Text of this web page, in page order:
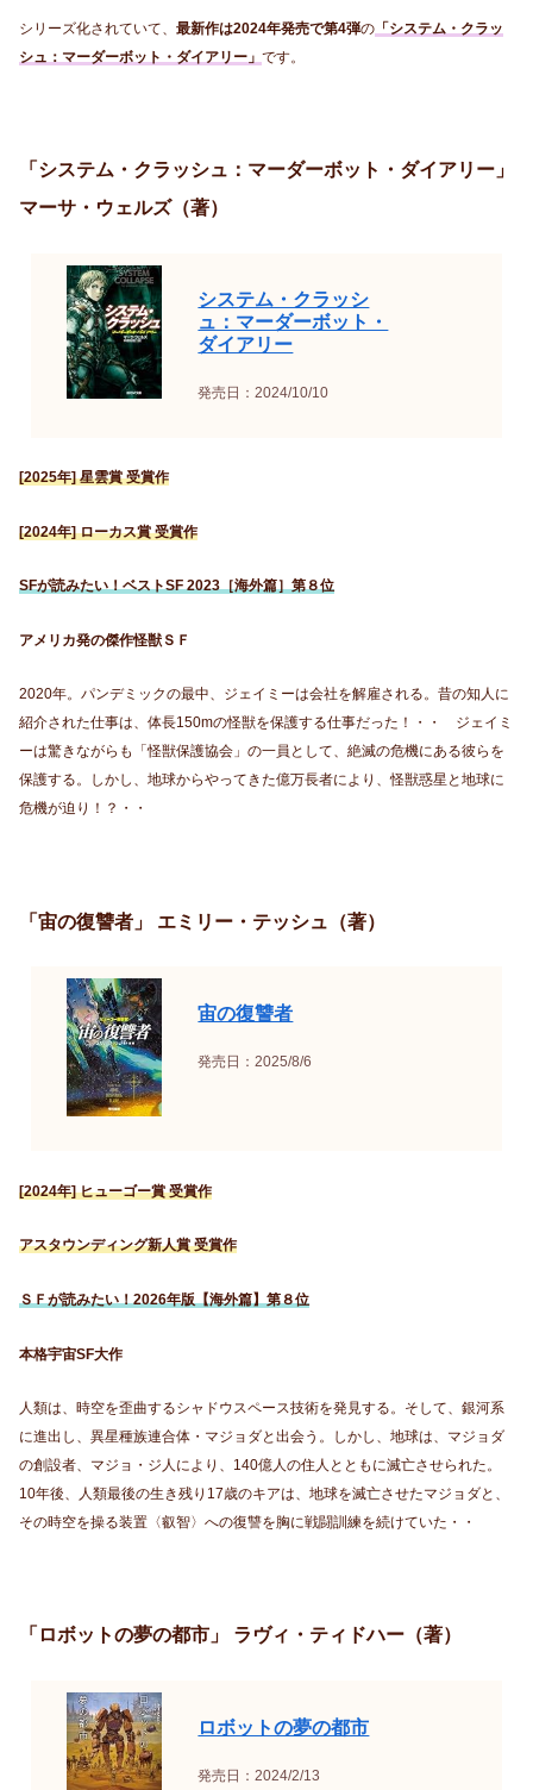
シリーズ化されていて、 最新作は2024年発売で第4弾の 「システム・クラッ
シュ：マーダーボット・ダイアリー」 です。
「システム・クラッシュ：マーダーボット・ダイアリー」
マーサ・ウェルズ（著）
システム・クラッシ
ュ：マーダーボット・
ダイアリー
発売日：2024/10/10
[2025年] 星雲賞 受賞作
[2024年] ローカス賞 受賞作
SFが読みたい！ベストSF 2023［海外篇］第８位
アメリカ発の傑作怪獣ＳＦ
2020年。パンデミックの最中、ジェイミーは会社を解雇される。昔の知人に
紹介された仕事は、体長150mの怪獣を保護する仕事だった！・・ ジェイミ
ーは驚きながらも「怪獣保護協会」の一員として、絶滅の危機にある彼らを
保護する。しかし、地球からやってきた億万長者により、怪獣惑星と地球に
危機が迫り！？・・
「宙の復讐者」 エミリー・テッシュ（著）
宙の復讐者
発売日：2025/8/6
[2024年] ヒューゴー賞 受賞作
アスタウンディング新人賞 受賞作
ＳＦが読みたい！2026年版【海外篇】第８位
本格宇宙SF大作
人類は、時空を歪曲するシャドウスペース技術を発見する。そして、銀河系
に進出し、異星種族連合体・マジョダと出会う。しかし、地球は、マジョダ
の創設者、マジョ・ジ人により、140億人の住人とともに滅亡させられた。
10年後、人類最後の生き残り17歳のキアは、地球を滅亡させたマジョダと、
その時空を操る装置〈叡智〉への復讐を胸に戦闘訓練を続けていた・・
「ロボットの夢の都市」 ラヴィ・ティドハー（著）
ロボットの夢の都市
発売日：2024/2/13